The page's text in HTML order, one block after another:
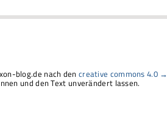
blog.de nach dencreative commons 4.0 →
und den Text unverändert lassen.